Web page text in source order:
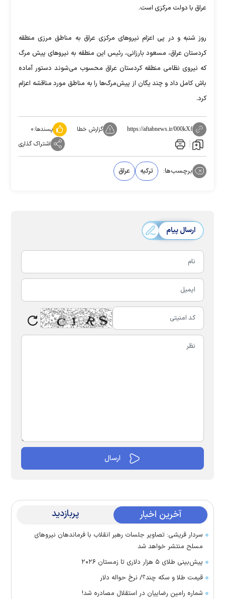
عراق با دولت مرکزی است.
روز شنبه و در پی اعزام نیروهای مرکزی عراق به مناطق مرزی منطقه
کردستان عراق، مسعود بارزانی،‌ رئیس این منطقه به نیروهای پیش مرگ
که نیروی نظامی منطقه کردستان عراق محسوب می‌شوند دستور آماده
باش کامل داد و چند یگان از پیش‌مرگ‌ها را به مناطق مورد مناقشه اعزام
کرد.
https://aftabnews.ir/000kXf گزارش خطا پسندها:۰
اشتراک گذاری
برچسب‌ها: ترکیه عراق
ارسال پیام
آخرین اخبار پربازدید
سردار قریشی: تصاویر جلسات رهبر انقلاب با فرماندهان نیرو‌های
مسلح منتشر خواهد شد
پیش‌بینی طلای ۵ هزار دلاری تا زمستان ۲۰۲۶
قیمت طلا و سکه چند؟/ نرخ حواله دلار
شماره رامین رضاییان در استقلال مصادره شد!